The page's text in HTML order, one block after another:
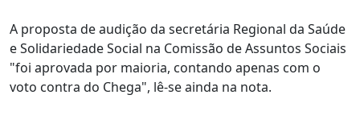
A proposta de audição da secretária Regional da Saúde
e Solidariedade Social na Comissão de Assuntos Sociais
"foi aprovada por maioria, contando apenas com o
voto contra do Chega", lê-se ainda na nota.